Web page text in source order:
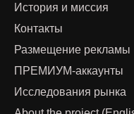
История и миссия
Контакты
Размещение рекламы
ПРЕМИУМ-аккаунты
Исследования рынка